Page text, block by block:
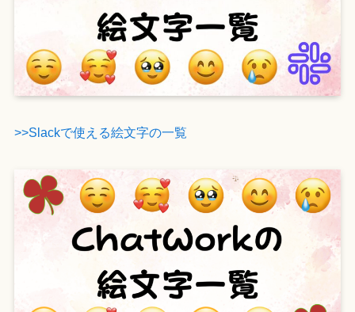
>>Slackで使える絵文字の一覧